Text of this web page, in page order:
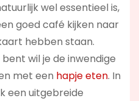
wel essentieel is,
goed café kijken naar
hebben staan.
wil je de inwendige
met een hapje eten. In
een uitgebreide